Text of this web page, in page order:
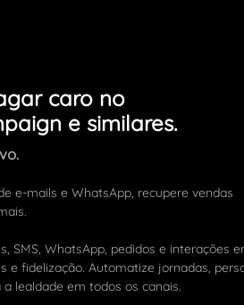
caro no
e similares.
e-mails e WhatsApp, recupere vendas
SMS, WhatsApp, pedidos e interações
e fidelização. Automatize jornadas,
lealdade em todos os canais.